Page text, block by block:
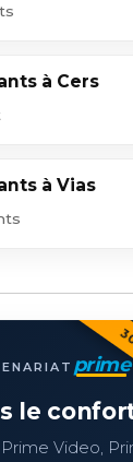
à Cers
à Vias
prime
le
Prime Video,